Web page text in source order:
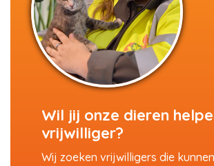
Wil jij onze dieren
vrijwilliger?
Wij zoeken vrijwilligers die